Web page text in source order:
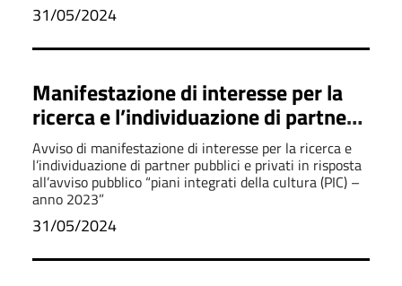
31/05/2024
Manifestazione di interesse per la
ricerca e l’individuazione di partner
pubblici e privati
Avviso di manifestazione di interesse per la ricerca e
l’individuazione di partner pubblici e privati in risposta
all’avviso pubblico “piani integrati della cultura (PIC) –
anno 2023”
31/05/2024